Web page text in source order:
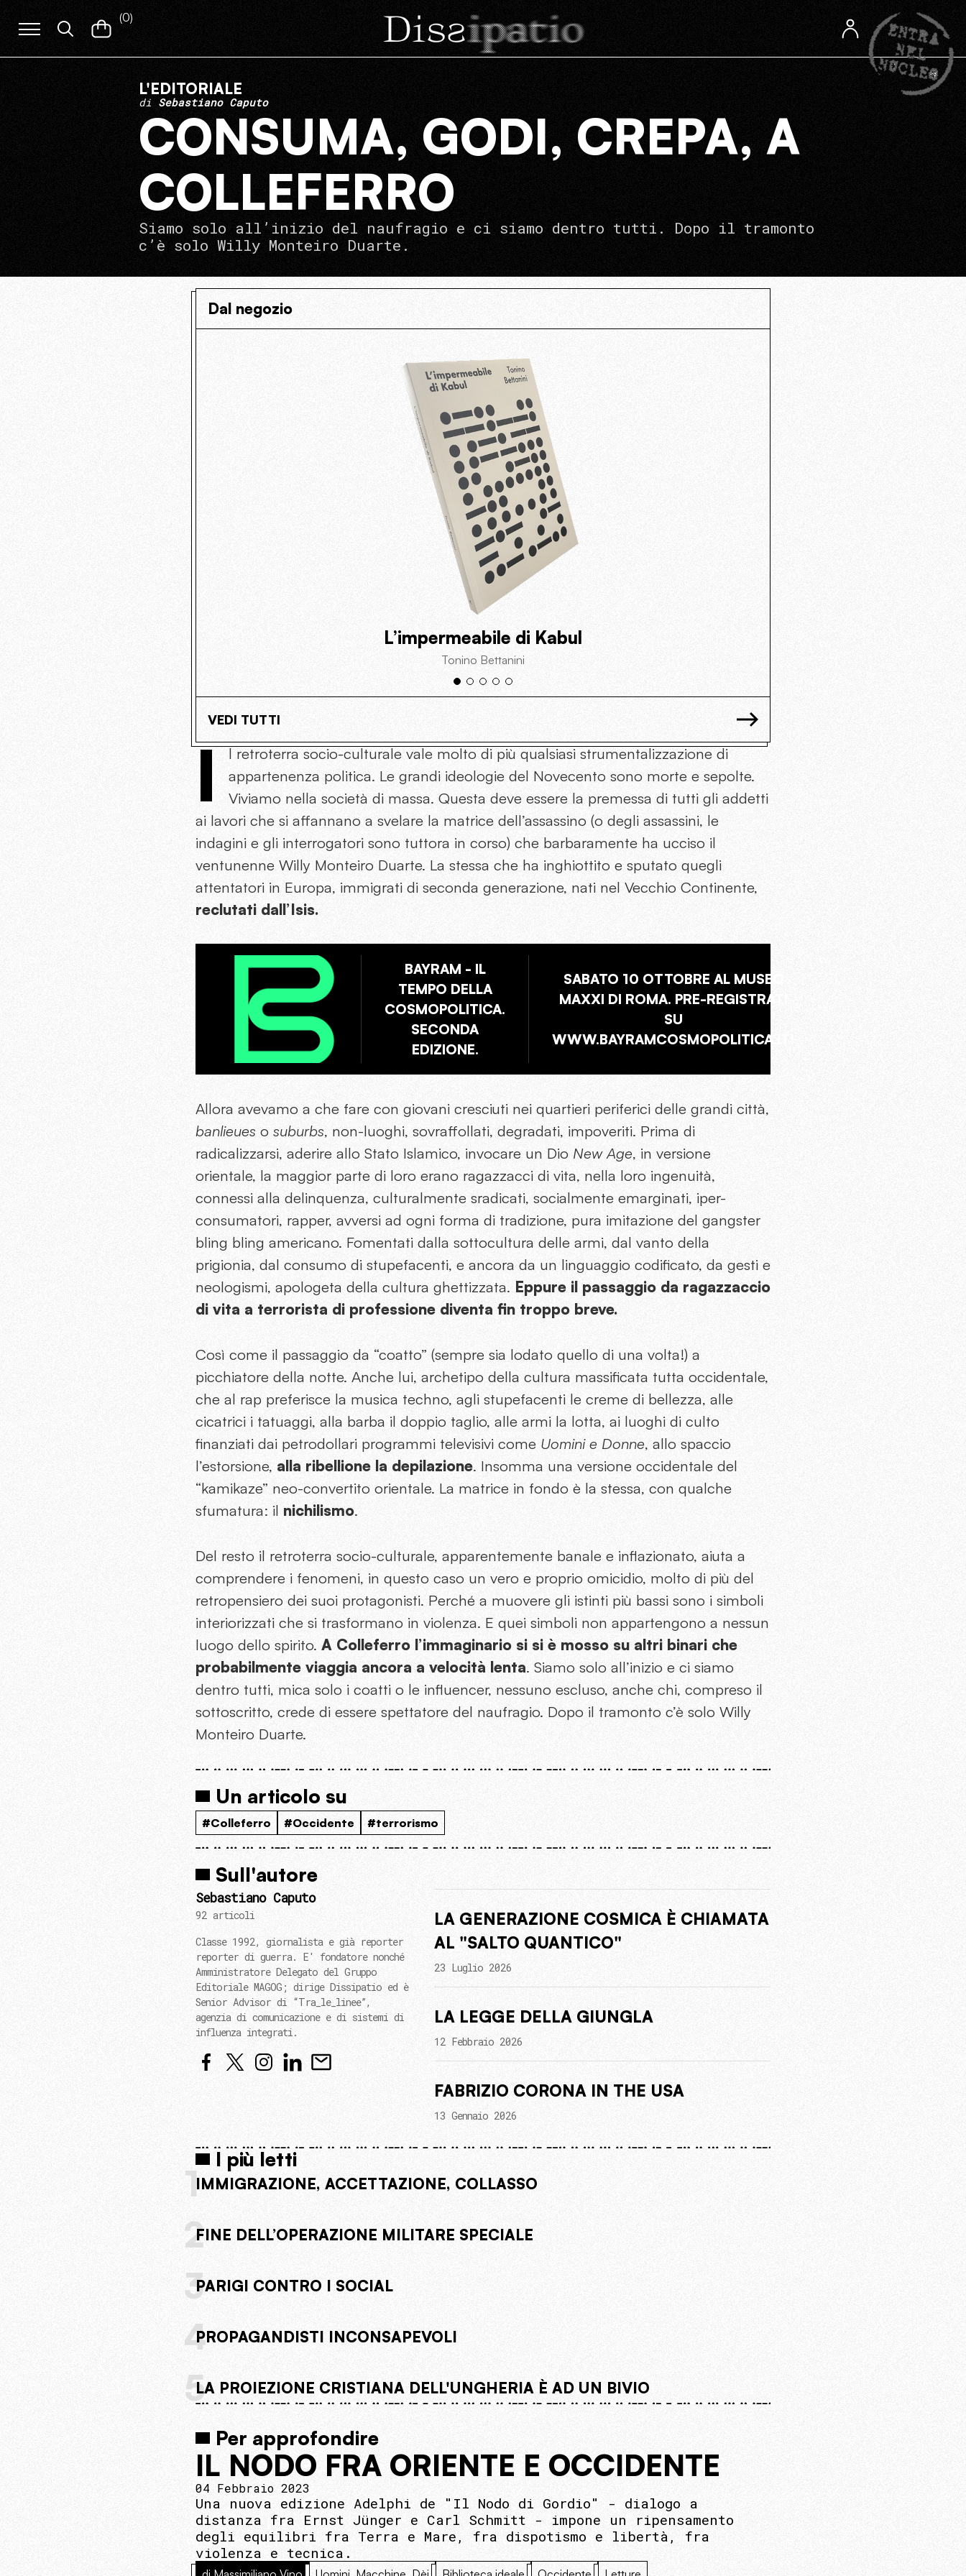
(0)
L'EDITORIALE
di Sebastiano Caputo
CONSUMA, GODI, CREPA, A
COLLEFERRO
Siamo solo all’inizio del naufragio e ci siamo dentro tutti. Dopo il tramonto
c’è solo Willy Monteiro Duarte.
Dal negozio
L’impermeabile di Kabul
Tonino Bettanini
VEDI TUTTI
I
l retroterra socio-culturale vale molto di più qualsiasi strumentalizzazione di
appartenenza politica. Le grandi ideologie del Novecento sono morte e sepolte.
Viviamo nella società di massa. Questa deve essere la premessa di tutti gli addetti
ai lavori che si affannano a svelare la matrice dell’assassino (o degli assassini, le
indagini e gli interrogatori sono tuttora in corso) che barbaramente ha ucciso il
ventunenne Willy Monteiro Duarte. La stessa che ha inghiottito e sputato quegli
attentatori in Europa, immigrati di seconda generazione, nati nel Vecchio Continente,
reclutati dall’Isis.
BAYRAM - IL
TEMPO DELLA
COSMOPOLITICA.
SECONDA
EDIZIONE.
SABATO 10 OTTOBRE AL MUSEO
MAXXI DI ROMA. PRE-REGISTRATI
SU
WWW.BAYRAMCOSMOPOLITICA.IT!
Allora avevamo a che fare con giovani cresciuti nei quartieri periferici delle grandi città,
banlieues o suburbs, non-luoghi, sovraffollati, degradati, impoveriti. Prima di
radicalizzarsi, aderire allo Stato Islamico, invocare un Dio New Age, in versione
orientale, la maggior parte di loro erano ragazzacci di vita, nella loro ingenuità,
connessi alla delinquenza, culturalmente sradicati, socialmente emarginati, iper-
consumatori, rapper, avversi ad ogni forma di tradizione, pura imitazione del gangster
bling bling americano. Fomentati dalla sottocultura delle armi, dal vanto della
prigionia, dal consumo di stupefacenti, e ancora da un linguaggio codificato, da gesti e
neologismi, apologeta della cultura ghettizzata. Eppure il passaggio da ragazzaccio
di vita a terrorista di professione diventa fin troppo breve.
Così come il passaggio da “coatto” (sempre sia lodato quello di una volta!) a
picchiatore della notte. Anche lui, archetipo della cultura massificata tutta occidentale,
che al rap preferisce la musica techno, agli stupefacenti le creme di bellezza, alle
cicatrici i tatuaggi, alla barba il doppio taglio, alle armi la lotta, ai luoghi di culto
finanziati dai petrodollari programmi televisivi come Uomini e Donne, allo spaccio
l’estorsione, alla ribellione la depilazione. Insomma una versione occidentale del
“kamikaze” neo-convertito orientale. La matrice in fondo è la stessa, con qualche
sfumatura: il nichilismo.
Del resto il retroterra socio-culturale, apparentemente banale e inflazionato, aiuta a
comprendere i fenomeni, in questo caso un vero e proprio omicidio, molto di più del
retropensiero dei suoi protagonisti. Perché a muovere gli istinti più bassi sono i simboli
interiorizzati che si trasformano in violenza. E quei simboli non appartengono a nessun
luogo dello spirito. A Colleferro l’immaginario si si è mosso su altri binari che
probabilmente viaggia ancora a velocità lenta. Siamo solo all’inizio e ci siamo
dentro tutti, mica solo i coatti o le influencer, nessuno escluso, anche chi, compreso il
sottoscritto, crede di essere spettatore del naufragio. Dopo il tramonto c’è solo Willy
Monteiro Duarte.
Un articolo su
#Colleferro #Occidente #terrorismo
Sull'autore
Sebastiano Caputo
92 articoli
Classe 1992, giornalista e già reporter
reporter di guerra. E' fondatore nonché
Amministratore Delegato del Gruppo
Editoriale MAGOG; dirige Dissipatio ed è
Senior Advisor di “Tra_le_linee”,
agenzia di comunicazione e di sistemi di
influenza integrati.
LA GENERAZIONE COSMICA È CHIAMATA
AL "SALTO QUANTICO"
23 Luglio 2026
LA LEGGE DELLA GIUNGLA
12 Febbraio 2026
FABRIZIO CORONA IN THE USA
13 Gennaio 2026
I più letti
1IMMIGRAZIONE, ACCETTAZIONE, COLLASSO
2FINE DELL’OPERAZIONE MILITARE SPECIALE
3PARIGI CONTRO I SOCIAL
4PROPAGANDISTI INCONSAPEVOLI
5LA PROIEZIONE CRISTIANA DELL'UNGHERIA È AD UN BIVIO
Per approfondire
IL NODO FRA ORIENTE E OCCIDENTE
04 Febbraio 2023
Una nuova edizione Adelphi de "Il Nodo di Gordio" - dialogo a
distanza fra Ernst Jünger e Carl Schmitt - impone un ripensamento
degli equilibri fra Terra e Mare, fra dispotismo e libertà, fra
violenza e tecnica.